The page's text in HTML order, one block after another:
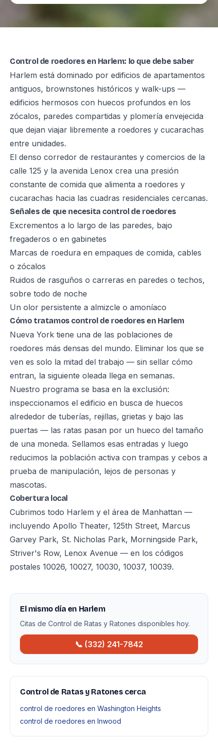
Control de roedores en Harlem: lo que debe saber
Harlem está dominado por edificios de apartamentos
antiguos, brownstones históricos y walk-ups —
edificios hermosos con huecos profundos en los
zócalos, paredes compartidas y plomería envejecida
que dejan viajar libremente a roedores y cucarachas
entre unidades.
El denso corredor de restaurantes y comercios de la
calle 125 y la avenida Lenox crea una presión
constante de comida que alimenta a roedores y
cucarachas hacia las cuadras residenciales cercanas.
Señales de que necesita control de roedores
Excrementos a lo largo de las paredes, bajo
fregaderos o en gabinetes
Marcas de roedura en empaques de comida, cables
o zócalos
Ruidos de rasguños o carreras en paredes o techos,
sobre todo de noche
Un olor persistente a almizcle o amoníaco
Cómo tratamos control de roedores en Harlem
Nueva York tiene una de las poblaciones de
roedores más densas del mundo. Eliminar los que se
ven es solo la mitad del trabajo — sin sellar cómo
entran, la siguiente oleada llega en semanas.
Nuestro programa se basa en la exclusión:
inspeccionamos el edificio en busca de huecos
alrededor de tuberías, rejillas, grietas y bajo las
puertas — las ratas pasan por un hueco del tamaño
de una moneda. Sellamos esas entradas y luego
reducimos la población activa con trampas y cebos a
prueba de manipulación, lejos de personas y
mascotas.
Cobertura local
Cubrimos todo Harlem y el área de Manhattan —
incluyendo Apollo Theater, 125th Street, Marcus
Garvey Park, St. Nicholas Park, Morningside Park,
Striver's Row, Lenox Avenue — en los códigos
postales 10026, 10027, 10030, 10037, 10039.
El mismo día en Harlem
Citas de Control de Ratas y Ratones disponibles hoy.
📞 (332) 241-7842
Control de Ratas y Ratones cerca
control de roedores en Washington Heights
control de roedores en Inwood